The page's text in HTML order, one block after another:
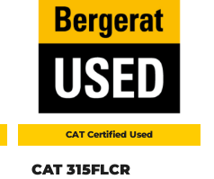
CAT Certified Used
CAT 315FLCR